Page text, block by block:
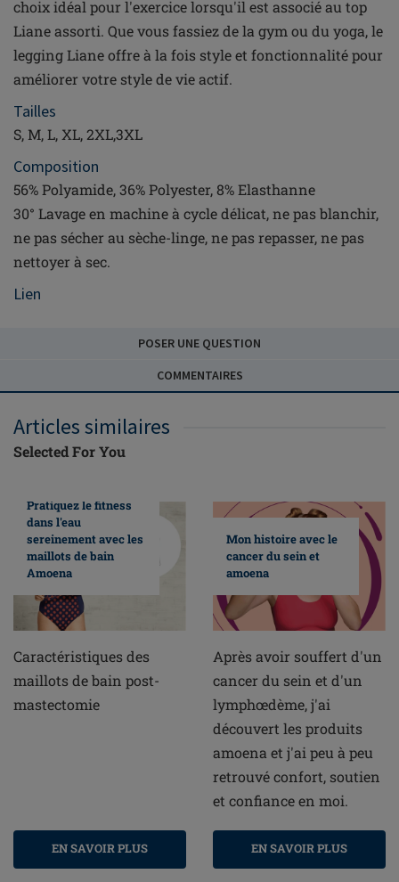
choix idéal pour l'exercice lorsqu'il est associé au top
Liane assorti. Que vous fassiez de la gym ou du yoga, le
legging Liane offre à la fois style et fonctionnalité pour
améliorer votre style de vie actif.
Tailles
S, M, L, XL, 2XL,3XL
Composition
56% Polyamide, 36% Polyester, 8% Elasthanne
30° Lavage en machine à cycle délicat, ne pas blanchir,
ne pas sécher au sèche-linge, ne pas repasser, ne pas
nettoyer à sec.
Lien
POSER UNE QUESTION
COMMENTAIRES
Articles similaires
Selected For You
Pratiquez le fitness
dans l'eau
sereinement avec les
maillots de bain
Amoena
Caractéristiques des
maillots de bain post-
mastectomie
EN SAVOIR PLUS
Mon histoire avec le
cancer du sein et
amoena
Après avoir souffert d'un
cancer du sein et d'un
lymphœdème, j'ai
découvert les produits
amoena et j'ai peu à peu
retrouvé confort, soutien
et confiance en moi.
EN SAVOIR PLUS